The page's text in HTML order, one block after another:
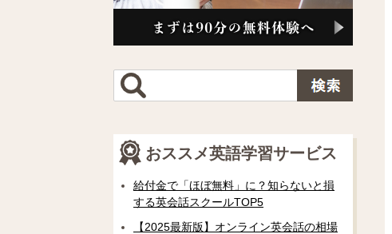
おススメ英語学習サービス
給付金で「ほぼ無料」に？知らないと損
する英会話スクールTOP5
【2025最新版】オンライン英会話の相場